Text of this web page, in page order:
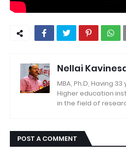
Nellai
MBA, Ph.D, Having
Higher education
in the field of
POST A COMMENT